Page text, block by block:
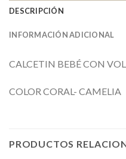
DESCRIPCIÓN
INFORMACIÓN ADICIONAL
CALCETIN BEBÉ CON
COLOR CORAL- CAMELIA
PRODUCTOS